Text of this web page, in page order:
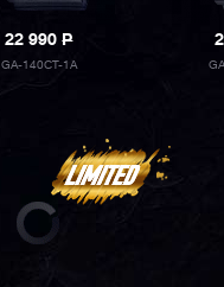
22 990P
GA-140CT-1A